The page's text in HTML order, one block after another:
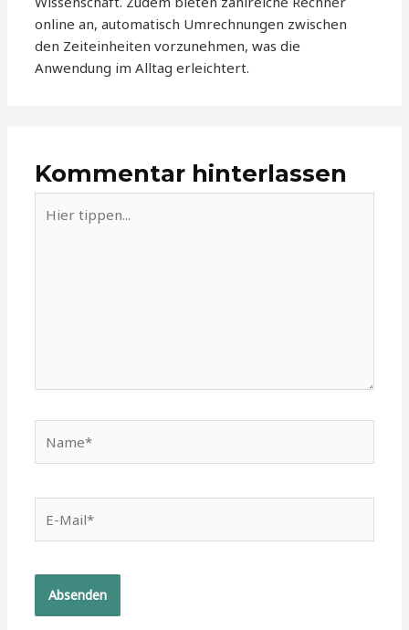
online an, automatisch Umrechnungen zwischen
den Zeiteinheiten vorzunehmen, was die
Anwendung im Alltag erleichtert.
Kommentar hinterlassen
tippen...
Mail*